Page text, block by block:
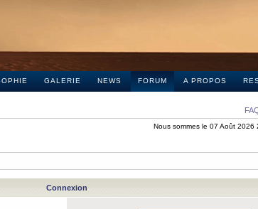
GALERIE NEWS FORUM A PROPOS
Nous sommes le 07 Août 2026
Connexion